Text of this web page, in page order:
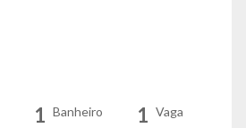
1 Banheiro 1 Vaga